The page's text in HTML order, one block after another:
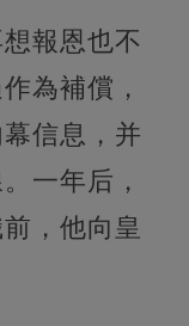
報恩也不
為補償，
信息，并
一年后，
，他向皇